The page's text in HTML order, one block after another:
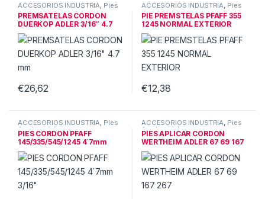
ACCESORIOS INDUSTRIA Pies
& guias triple
PREMSATELAS CORDON
DUERKOP ADLER 3/16″ 4.7
mm
€26,62
ACCESORIOS INDUSTRIA Pies
& guias triple
PIE PREMSTELAS PFAFF 355
1245 NORMAL EXTERIOR
€12,38
ACCESORIOS INDUSTRIA, Pies
& guias triple
PIES CORDON PFAFF
145/335/545/1245 4´7mm
3/16″
ACCESORIOS INDUSTRIA, Pies
& guias triple
PIES APLICAR CORDON
WERTHEIM ADLER 67 69 167
267